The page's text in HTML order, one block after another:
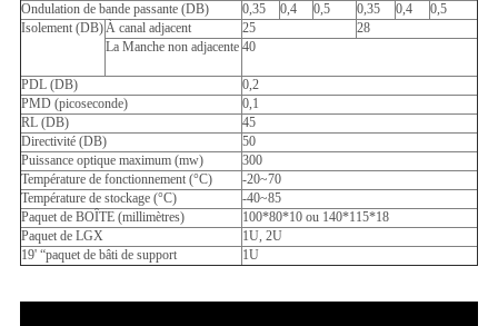
Ondulation de bande passante (DB)
0,35 0,4 0,5 0,35 0,4
0,5
Isolement (DB)À canal adjacent 25
28
La Manche non adjacente 40
PDL (DB)
0,2
PMD (picoseconde)
0,1
RL (DB)
45
Directivité (DB)
50
Puissance optique maximum (mw)
300
Température de fonctionnement (°C)
-20~70
Température de stockage (°C)
-40~85
Paquet de BOÎTE (millimètres)
100*80*10 ou 140*115*18
Paquet de LGX
1U, 2U
19' “paquet de bâti de support
1U